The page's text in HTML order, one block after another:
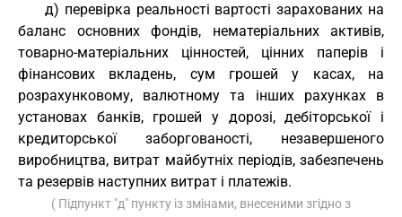
д) перевірка реальності вартості зарахованих на
баланс основних фондів, нематеріальних активів,
товарно-матеріальних цінностей, цінних паперів і
фінансових вкладень, сум грошей у касах, на
розрахунковому, валютному та інших рахунках в
установах банків, грошей у дорозі, дебіторської і
кредиторської заборгованості, незавершеного
виробництва, витрат майбутніх періодів, забезпечень
та резервів наступних витрат і платежів.
( Підпункт "д" пункту із змінами, внесеними згідно з